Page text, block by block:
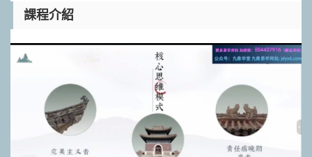
課程介紹